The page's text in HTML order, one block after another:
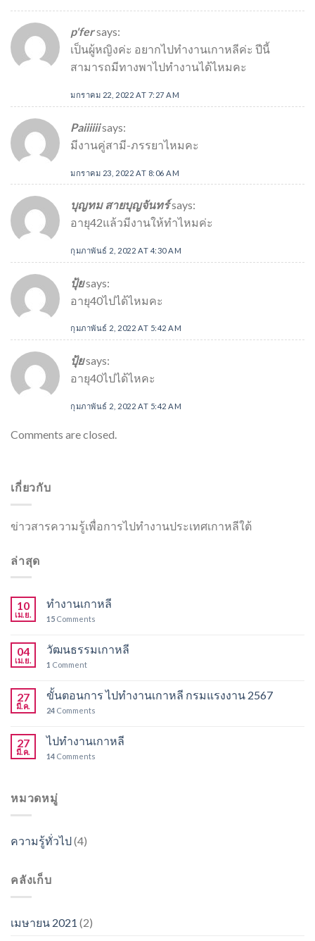
p'fersays:
เป็นผู้หญิงค่ะ อยากไปทำงานเกาหลีค่ะ ปีนี้
สามารถมีทางพาไปทำงานได้ไหมคะ
มกราคม 22, 2022 AT 7:27 AM
Paiiiiiisays:
มีงานคู่สามี-ภรรยาไหมคะ
มกราคม 23, 2022 AT 8:06 AM
บุญทม สายบุญจันทร์says:
อายุ42แล้วมีงานให้ทำไหมค่ะ
กุมภาพันธ์ 2, 2022 AT 4:30 AM
ปุ้ยsays:
อายุ40ไปได้ไหมคะ
กุมภาพันธ์ 2, 2022 AT 5:42 AM
ปุ้ยsays:
อายุ40ไปได้ไหคะ
กุมภาพันธ์ 2, 2022 AT 5:42 AM
Comments are closed.
เกี่ยวกับ
ข่าวสารความรู้เพื่อการไปทำงานประเทศเกาหลีใต้
ล่าสุด
10
เม.ย.
ทำงานเกาหลี
15 Comments
04
เม.ย.
วัฒนธรรมเกาหลี
1 Comment
27
มี.ค.
ขั้นตอนการ ไปทำงานเกาหลี กรมแรงงาน 2567
24 Comments
27
มี.ค.
ไปทำงานเกาหลี
14 Comments
หมวดหมู่
ความรู้ทั่วไป(4)
คลังเก็บ
เมษายน 2021 (2)